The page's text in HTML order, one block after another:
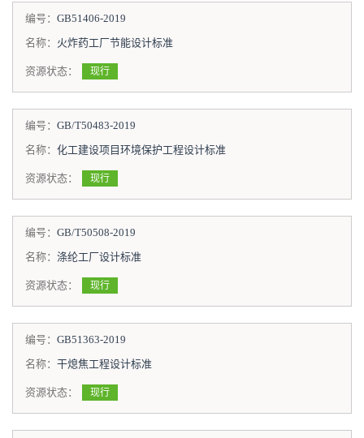
编号： GB51406-2019
名称： 火炸药工厂节能设计标准
资源状态： 现行
编号： GB/T50483-2019
名称： 化工建设项目环境保护工程设计标准
资源状态： 现行
编号： GB/T50508-2019
名称： 涤纶工厂设计标准
资源状态： 现行
编号： GB51363-2019
名称： 干熄焦工程设计标准
资源状态： 现行